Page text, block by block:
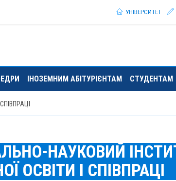
УНІВЕРСИТЕТ
ІНОЗЕМНИМ АБІТУРІЄНТАМ СТУДЕНТАМ
НАУКОВИЙ
ОСВІТИ І СПІВПРАЦІ